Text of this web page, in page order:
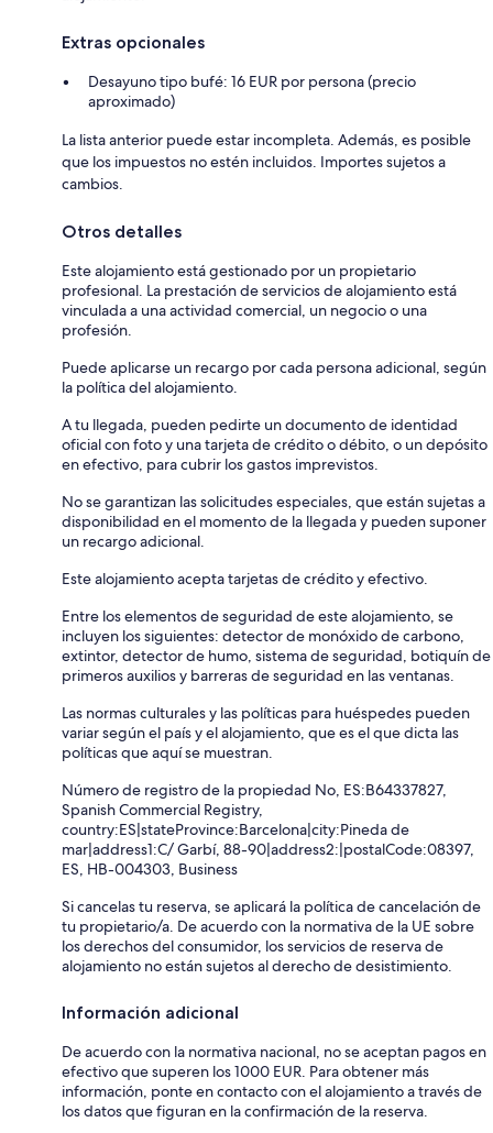
Extras opcionales
Desayuno tipo bufé: 16 EUR por persona (precio
aproximado)
La lista anterior puede estar incompleta. Además, es posible
que los impuestos no estén incluidos. Importes sujetos a
cambios.
Otros detalles
Este alojamiento está gestionado por un propietario
profesional. La prestación de servicios de alojamiento está
vinculada a una actividad comercial, un negocio o una
profesión.
Puede aplicarse un recargo por cada persona adicional, según
la política del alojamiento.
A tu llegada, pueden pedirte un documento de identidad
oficial con foto y una tarjeta de crédito o débito, o un depósito
en efectivo, para cubrir los gastos imprevistos.
No se garantizan las solicitudes especiales, que están sujetas a
disponibilidad en el momento de la llegada y pueden suponer
un recargo adicional.
Este alojamiento acepta tarjetas de crédito y efectivo.
Entre los elementos de seguridad de este alojamiento, se
incluyen los siguientes: detector de monóxido de carbono,
extintor, detector de humo, sistema de seguridad, botiquín de
primeros auxilios y barreras de seguridad en las ventanas.
Las normas culturales y las políticas para huéspedes pueden
variar según el país y el alojamiento, que es el que dicta las
políticas que aquí se muestran.
Número de registro de la propiedad No, ES:B64337827,
Spanish Commercial Registry,
country:ES|stateProvince:Barcelona|city:Pineda de
mar|address1:C/ Garbí, 88-90|address2:|postalCode:08397,
ES, HB-004303, Business
Si cancelas tu reserva, se aplicará la política de cancelación de
tu propietario/a. De acuerdo con la normativa de la UE sobre
los derechos del consumidor, los servicios de reserva de
alojamiento no están sujetos al derecho de desistimiento.
Información adicional
De acuerdo con la normativa nacional, no se aceptan pagos en
efectivo que superen los 1000 EUR. Para obtener más
información, ponte en contacto con el alojamiento a través de
los datos que figuran en la confirmación de la reserva.